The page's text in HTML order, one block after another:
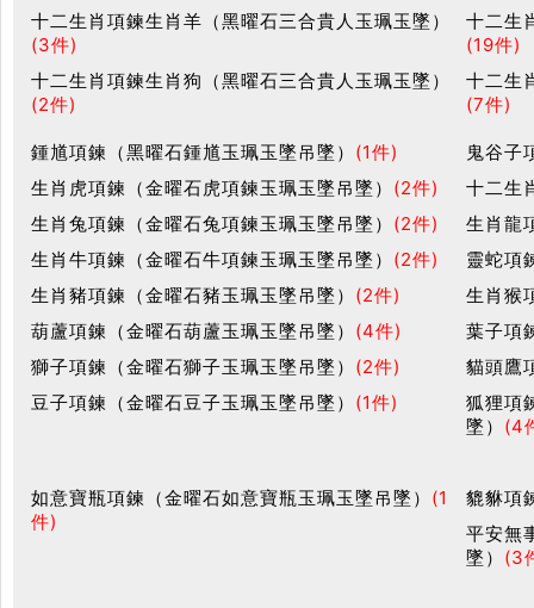
十二生肖項鍊生肖羊（黑曜石三合貴人玉珮玉墜）
(3件)
十二生
(19件)
十二生肖項鍊生肖狗（黑曜石三合貴人玉珮玉墜）
(2件)
十二生
(7件)
鍾馗項鍊（黑曜石鍾馗玉珮玉墜吊墜） (1件)
鬼谷子
生肖虎項鍊（金曜石虎項鍊玉珮玉墜吊墜） (2件)
十二生
生肖兔項鍊（金曜石兔項鍊玉珮玉墜吊墜） (2件)
生肖龍
生肖牛項鍊（金曜石牛項鍊玉珮玉墜吊墜） (2件)
靈蛇項
生肖豬項鍊（金曜石豬玉珮玉墜吊墜） (2件)
生肖猴
葫蘆項鍊（金曜石葫蘆玉珮玉墜吊墜） (4件)
葉子項
獅子項鍊（金曜石獅子玉珮玉墜吊墜） (2件)
貓頭鷹
豆子項鍊（金曜石豆子玉珮玉墜吊墜） (1件)
狐狸項
墜） (4
如意寶瓶項鍊（金曜石如意寶瓶玉珮玉墜吊墜） (1
件)
貔貅項
平安無
墜） (3